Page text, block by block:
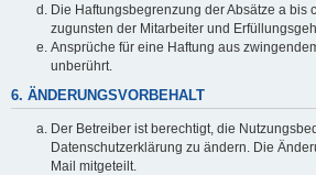
Die Haftungsbegrenzung der Absätze a bis
zugunsten der Mitarbeiter und
Ansprüche für eine Haftung aus
unberührt.
6. ÄNDERUNGSVORBEHALT
Der Betreiber ist berechtigt, die
Datenschutzerklärung zu ändern. Die
Mail mitgeteilt.